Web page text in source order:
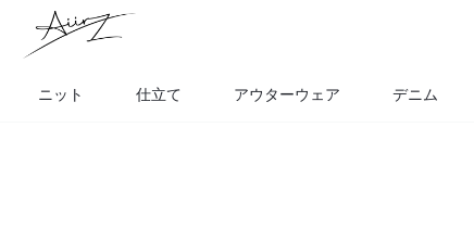
ニット 仕立て アウターウェア デニム